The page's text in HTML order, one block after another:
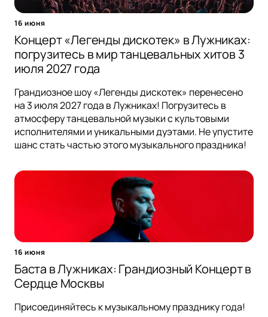
16 июня
Концерт «Легенды дискотек» в Лужниках:
погрузитесь в мир танцевальных хитов 3
июля 2027 года
Грандиозное шоу «Легенды дискотек» перенесено
на 3 июля 2027 года в Лужниках! Погрузитесь в
атмосферу танцевальной музыки с культовыми
исполнителями и уникальными дуэтами. Не упустите
шанс стать частью этого музыкального праздника!
16 июня
Баста в Лужниках: Грандиозный Концерт в
Сердце Москвы
Присоединяйтесь к музыкальному празднику года!